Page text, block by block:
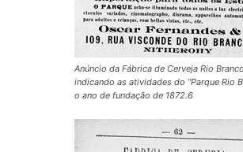
Anúncio da Fábrica de Cerveja Rio Branco,
indicando as atividades do “Parque Rio
o ano de fundação de 1872.6